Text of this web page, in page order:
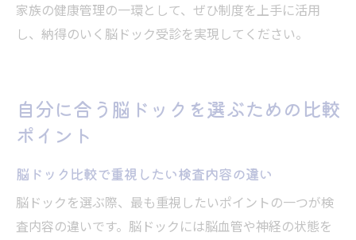
家族の健康管理の一環として、ぜひ制度を上手に活用
し、納得のいく脳ドック受診を実現してください。
自分に合う脳ドックを選ぶための比較
ポイント
脳ドック比較で重視したい検査内容の違い
脳ドックを選ぶ際、最も重視したいポイントの一つが検
査内容の違いです。脳ドックには脳血管や神経の状態を